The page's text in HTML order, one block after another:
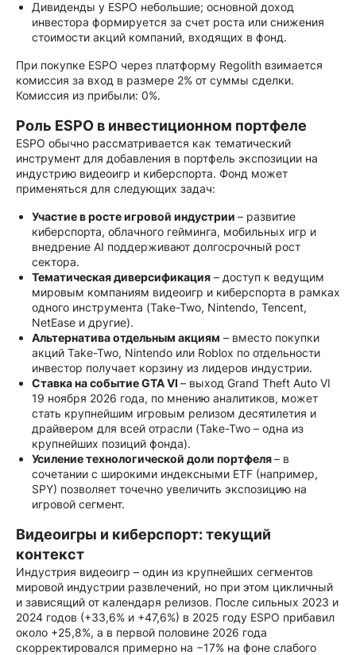
Дивиденды у ESPO небольшие; основной доход
инвестора формируется за счет роста или снижения
стоимости акций компаний, входящих в фонд.
При покупке ESPO через платформу Regolith взимается
комиссия за вход в размере 2% от суммы сделки.
Комиссия из прибыли: 0%.
Роль ESPO в инвестиционном портфеле
ESPO обычно рассматривается как тематический
инструмент для добавления в портфель экспозиции на
индустрию видеоигр и киберспорта. Фонд может
применяться для следующих задач:
Участие в росте игровой индустрии – развитие
киберспорта, облачного гейминга, мобильных игр и
внедрение AI поддерживают долгосрочный рост
сектора.
Тематическая диверсификация – доступ к ведущим
мировым компаниям видеоигр и киберспорта в рамках
одного инструмента (Take-Two, Nintendo, Tencent,
NetEase и другие).
Альтернатива отдельным акциям – вместо покупки
акций Take-Two, Nintendo или Roblox по отдельности
инвестор получает корзину из лидеров индустрии.
Ставка на событие GTA VI – выход Grand Theft Auto VI
19 ноября 2026 года, по мнению аналитиков, может
стать крупнейшим игровым релизом десятилетия и
драйвером для всей отрасли (Take-Two – одна из
крупнейших позиций фонда).
Усиление технологической доли портфеля– в
сочетании с широкими индексными ETF (например,
SPY) позволяет точечно увеличить экспозицию на
игровой сегмент.
Видеоигры и киберспорт: текущий
контекст
Индустрия видеоигр – один из крупнейших сегментов
мировой индустрии развлечений, но при этом цикличный
и зависящий от календаря релизов. После сильных 2023 и
2024 годов (+33,6% и +47,6%) в 2025 году ESPO прибавил
около +25,8%, а в первой половине 2026 года
скорректировался примерно на −17% на фоне слабого